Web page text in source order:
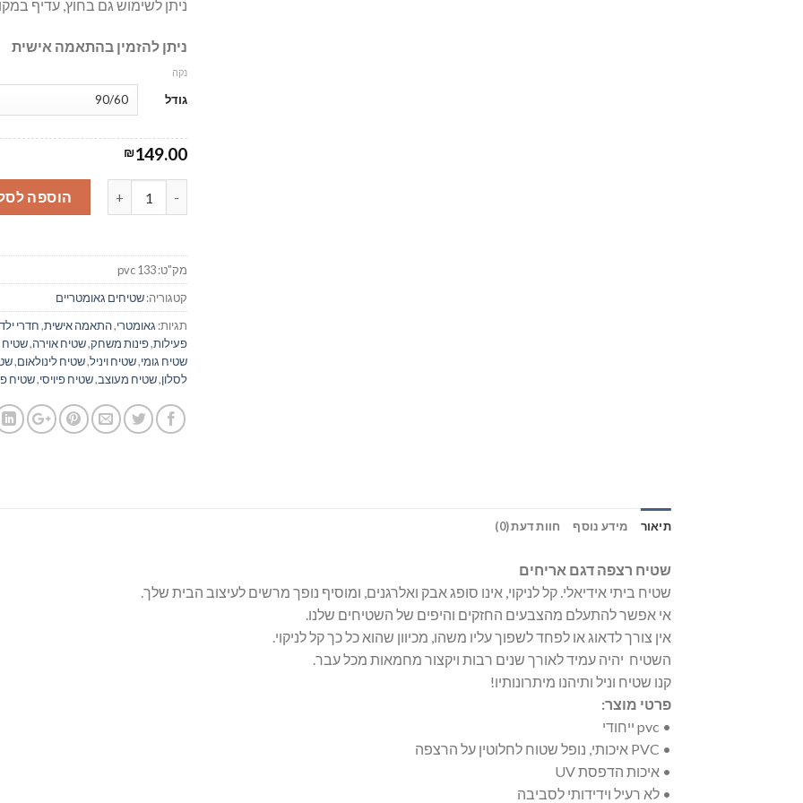
ניתן לשימוש גם בחוץ, עדיף
ניתן להזמין בהתאמה אישית
גודל
נקה
₪149.00
כמות של אמה צהוב - שטיח רצפה
הוספה
מק"ט:pvc 133
קטגוריה:שטיחים גאומטריים
תגיות: גאומטרי,התאמה אישית,חדרי
פעילות,פינות משחק,שטיח אוירה,שטיח
שטיח גומי,שטיח ויניל,שטיח לינולאום,
לסלון,שטיח מעוצב,שטיח פיויסי,שטיח
תיאור מידע נוסף חוות דעת (0)
שטיח רצפה דגם אריחים
שטיח ביתי אידיאלי. קל לניקוי, אינו סופג אבק ואלרגנים, ומוסיף נופך מרשים לעיצוב הבית שלך.
אי אפשר להתעלם מהצבעים החזקים והיפים של השטיחים שלנו.
אין צורך לדאוג או לפחד לשפוך עליו משהו, מכיוון שהוא כל כך קל לניקוי.
השטיח יהיה עמיד לאורך שנים רבות ויקצור מחמאות מכל עבר.
קנו שטיח וניל ותיהנו מיתרונותיו!
פרטי מוצר:
• pvc ייחודי
• PVC איכותי, נופל שטוח לחלוטין על הרצפה
• איכות הדפסת UV
• לא רעיל וידידותי לסביבה